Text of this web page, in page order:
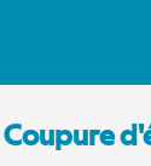
Coupure